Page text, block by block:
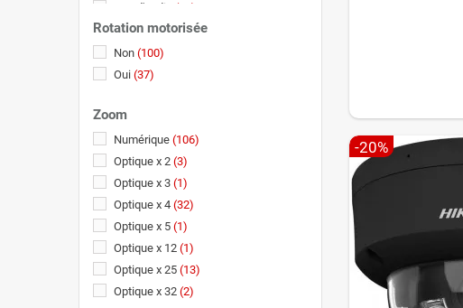
-20%
80 mètres EXIR 2.0
100 mètres ColorVu Hybrid Light
100 mètres en couleur et 150 mètres
100 mètres Smart IR
120 mètres Smart IR
150 mètres Smart IR
200 mètres (2)
200 mètres Smart IR
250 mètres Smart IR
300 mètres Smart IR
300 mètres Smart IR + 30 mètres en
couleur(2)
Pas d'audio
(15)
Rotation motorisée
Non (100)
Oui (37)
Zoom
Numérique (106)
Optique x 2 (3)
Optique x 3 (1)
Optique x 4 (32)
Optique x 5 (1)
Optique x 12 (1)
Optique x 25 (13)
Optique x 32 (2)